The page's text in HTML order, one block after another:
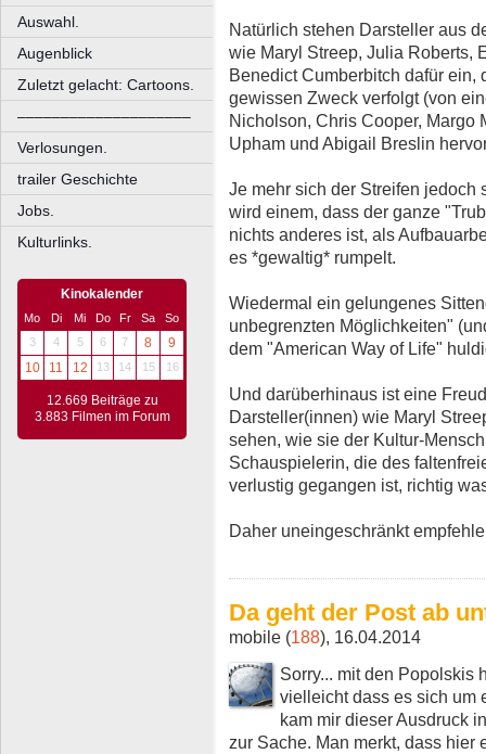
Auswahl.
Augenblick
Zuletzt gelacht: Cartoons.
––––––––––––––––––––
Verlosungen.
trailer Geschichte
Jobs.
Kulturlinks.
Kinokalender
Mo Di Mi Do Fr Sa
So
3
4 5 6 7 8
9
10
11 12 13 14 15 16
12.669 Beiträge zu
3.883 Filmen im Forum
Natürlich stehen Darsteller aus
wie Maryl Streep, Julia Roberts,
Benedict Cumberbitch dafür
gewissen Zweck verfolgt (von
Nicholson, Chris Cooper, Margo
Upham und Abigail Breslin
Je mehr sich der Streifen jedoch
wird einem, dass der ganze
nichts anderes ist, als
es *gewaltig* rumpelt.
Wiedermal ein gelungenes
unbegrenzten Möglichkeiten"
dem "American Way of Life"
Und darüberhinaus ist eine
Darsteller(innen) wie Maryl
sehen, wie sie der Kultur-
Schauspielerin, die des
verlustig gegangen ist, richtig
Daher uneingeschränkt
Da geht der Post ab
mobile (188), 16.04.2014
Sorry... mit den Popolskis
vielleicht dass es sich um
kam mir dieser Ausdruck
zur Sache. Man merkt, dass hier